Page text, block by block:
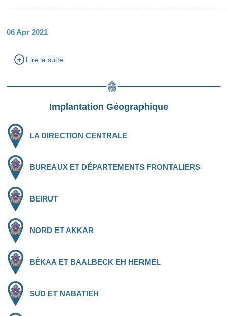
06 Apr 2021
Lire la suite
Implantation Géographique
LA DIRECTION CENTRALE
BUREAUX ET DÉPARTEMENTS FRONTALIERS
BEIRUT
NORD ET AKKAR
BÉKAA ET BAALBECK EH HERMEL
SUD ET NABATIEH